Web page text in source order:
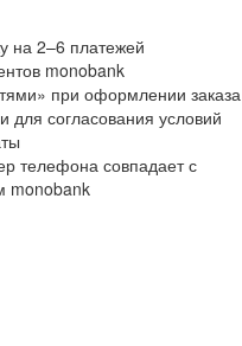
на 2–6 платежей
monobank
при оформлении заказа
согласования условий
телефона совпадает с
monobank